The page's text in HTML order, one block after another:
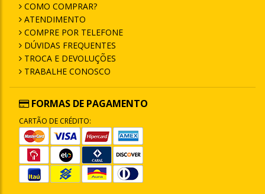
COMO COMPRAR?
ATENDIMENTO
COMPRE POR TELEFONE
DÚVIDAS FREQUENTES
TROCA E DEVOLUÇÕES
TRABALHE CONOSCO
FORMAS DE PAGAMENTO
CARTÃO DE CRÉDITO: